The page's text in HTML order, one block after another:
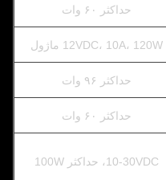
حداکثر ۶۰ وات
12VDC، 10A، 120W ماژول
حداکثر ۹۶ وات
حداکثر ۶۰ وات
10-30VDC، حداکثر 100W